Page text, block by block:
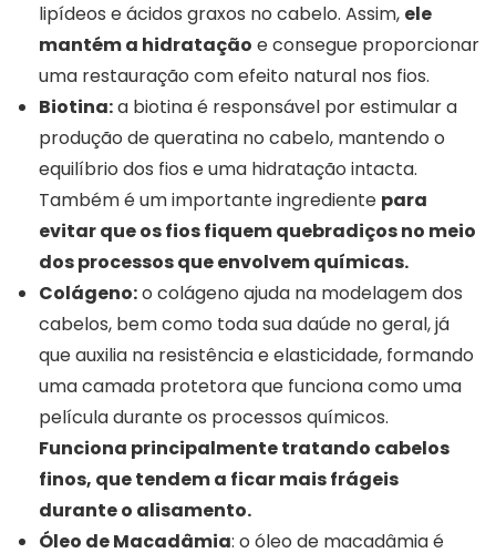
lipídeos e ácidos graxos no cabelo. Assim, ele
mantém a hidratação e consegue proporcionar
uma restauração com efeito natural nos fios.
Biotina:a biotina é responsável por estimular a
produção de queratina no cabelo, mantendo o
equilíbrio dos fios e uma hidratação intacta.
Também é um importante ingrediente para
evitar que os fios fiquem quebradiços no meio
dos processos que envolvem químicas.
Colágeno:o colágeno ajuda na modelagem dos
cabelos, bem como toda sua daúde no geral, já
que auxilia na resistência e elasticidade, formando
uma camada protetora que funciona como uma
película durante os processos químicos.
Funciona principalmente tratando cabelos
finos, que tendem a ficar mais frágeis
durante o alisamento.
Óleo de Macadâmia: o óleo de macadâmia é